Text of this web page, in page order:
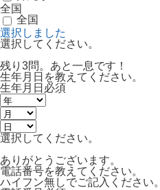
全国
全国
選択しました
選択してください。
残り3問。あと一息です！
生年月日を教えてください。
生年月日 必須
選択してください。
ありがとうございます。
電話番号を教えてください。
ハイフン無しでご記入ください。